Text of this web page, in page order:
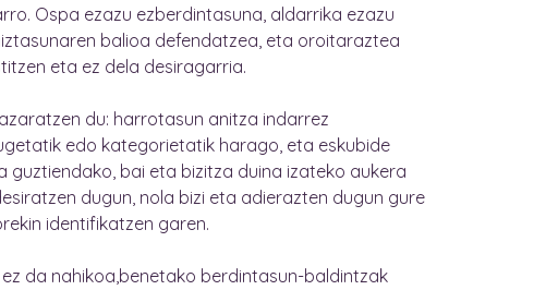
Ospa ezazu ezberdintasuna, aldarrika ezazu
balioa defendatzea, eta oroitaraztea
eta ez dela desiragarria.
du: harrotasun anitza indarrez
edo kategorietatik harago, eta eskubide
guztiendako, bai eta bizitza duina izateko aukera
dugun, nola bizi eta adierazten dugun gure
identifikatzen garen.
da nahikoa,benetako berdintasun-baldintzak